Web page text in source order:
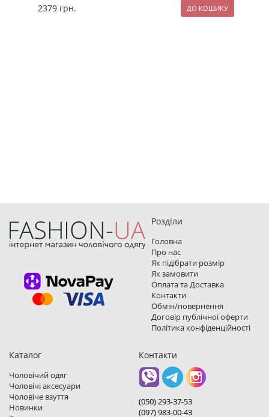
2379 грн.
Розділи
Головна
Про нас
Як підібрати розмір
Як замовити
Оплата та Доставка
Контакти
Обмін/повернення
Договір публічної оферти
Політика конфіденційності
Каталог
Чоловічий одяг
Чоловічі аксесуари
Чоловіче взуття
Новинки
Контакти
(050) 293-37-53
(097) 983-00-43